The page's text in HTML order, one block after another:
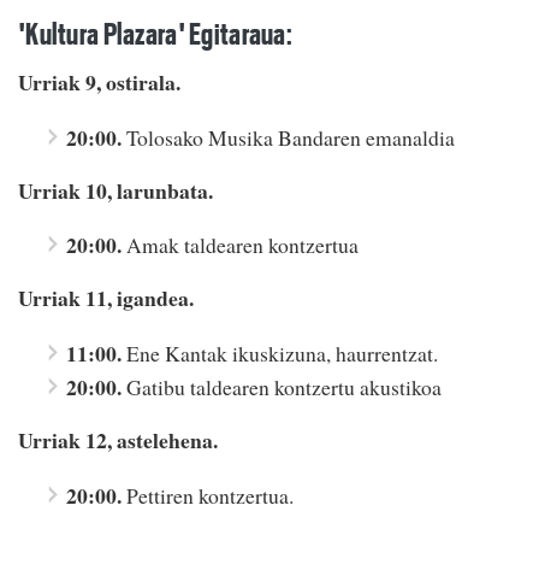
'Kultura Plazara' Egitaraua:
Urriak 9, ostirala.
20:00.Tolosako Musika Bandaren emanaldia
Urriak 10, larunbata.
20:00.Amak taldearen kontzertua
Urriak 11, igandea.
11:00.Ene Kantak ikuskizuna, haurrentzat.
20:00.Gatibu taldearen kontzertu akustikoa
Urriak 12, astelehena.
20:00.Pettiren kontzertua.